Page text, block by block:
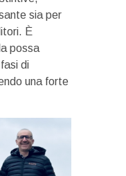
sia per
È
possa
di
una forte